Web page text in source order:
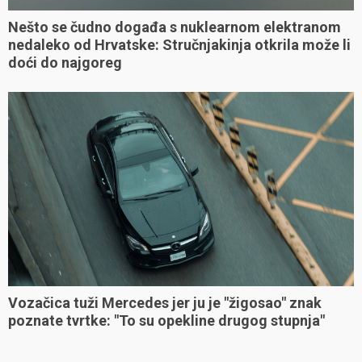
Nešto se čudno događa s nuklearnom elektranom
nedaleko od Hrvatske: Stručnjakinja otkrila može li
doći do najgoreg
Vozačica tuži Mercedes jer ju je "žigosao" znak
poznate tvrtke: "To su opekline drugog stupnja"